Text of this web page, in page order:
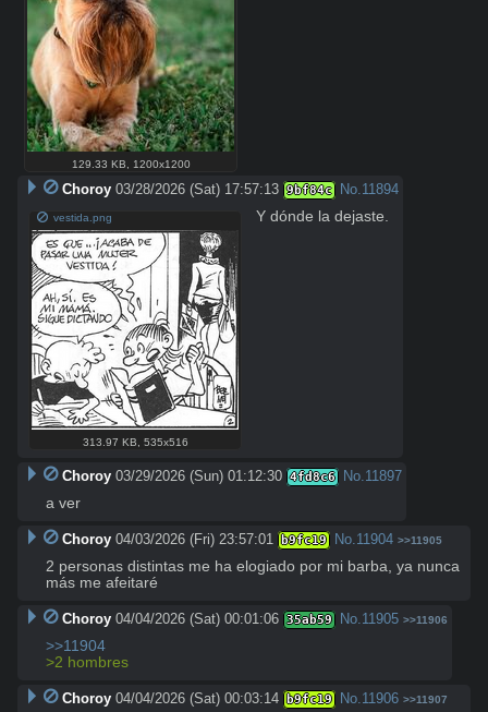
129.33 KB 1200x1200
Choroy 03/28/2026 (Sat) 17:57:13 9bf84c No.11894
vestida.png
313.97 KB 535x516
Y dónde la dejaste.
Choroy 03/29/2026 (Sun) 01:12:30 4fd8c6 No. 11897
a ver
Choroy 04/03/2026 (Fri) 23:57:01 b9fc19 No. 11904 >>11905
2 personas distintas me ha elogiado por mi barba, ya nunca
más me afeitaré
Choroy 04/04/2026 (Sat) 00:01:06 35ab59 No. 11905 >>11906
>>11904
>2 hombres
Choroy 04/04/2026 (Sat) 00:03:14 b9fc19 No. 11906 >>11907